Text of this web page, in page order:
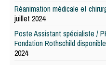
Réanimation médicale et
juillet 2024
Poste Assistant spécialiste /
Fondation Rothschild
2024